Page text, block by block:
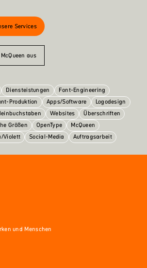
Services
aus
Diensteistungen
Font-Engineering
Produktion Apps/Software
Logodesign
Websites
Überschriften
Größen OpenType
McQueen
Violett Social-Media Auftragsarbeit
und Menschen